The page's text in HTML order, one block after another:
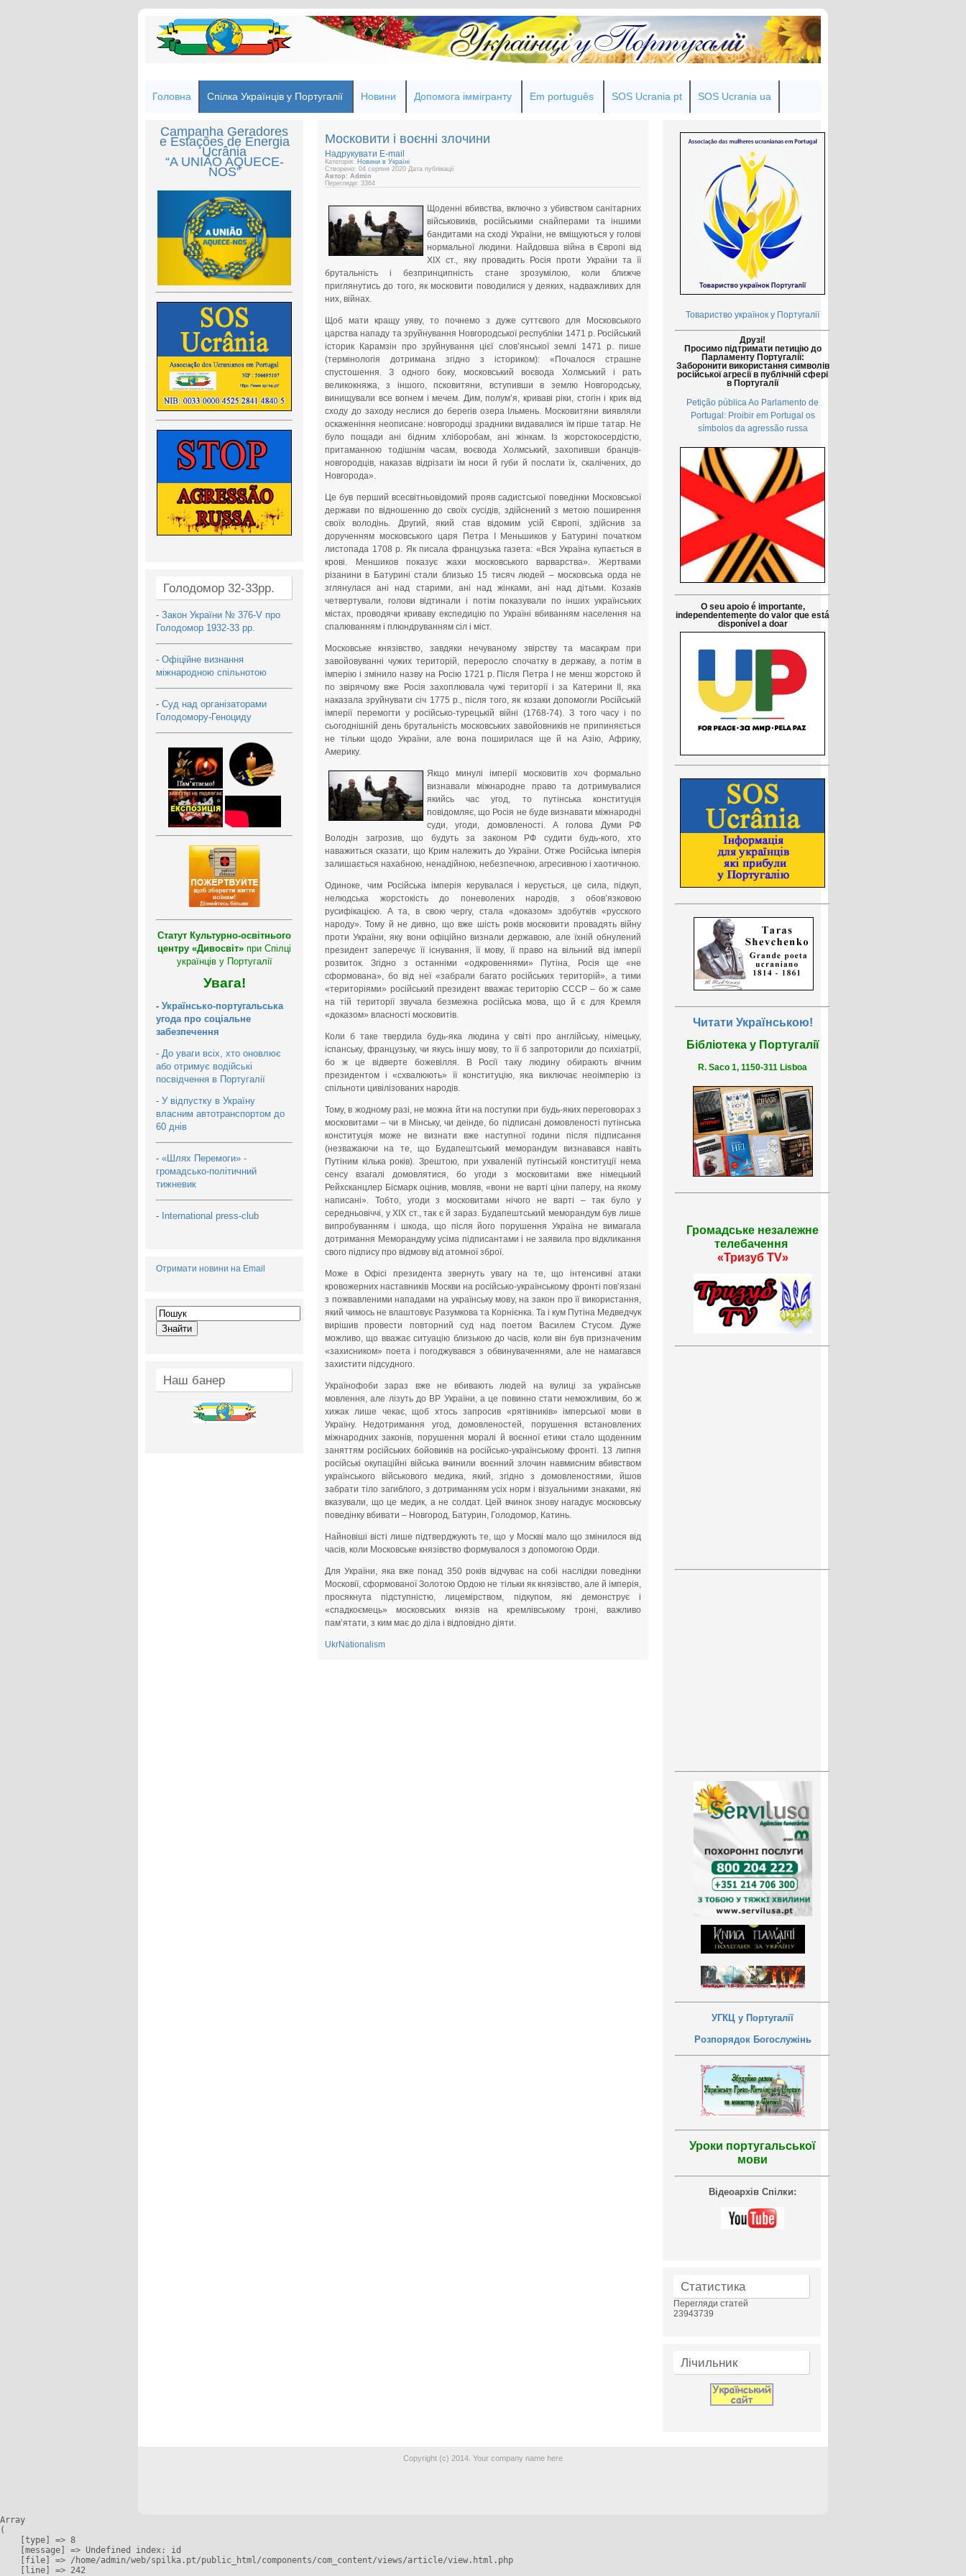
Головна Спілка Українців у Португалії Новини Допомога іммігранту Em português SOS Ucrania pt SOS Ucrania ua
Campanha Geradores
e Estações de Energia
Ucrânia
“A UNIÃO AQUECE-
NOS”
Голодомор 32-33рр.
- Закон України № 376-V про
Голодомор 1932-33 рр.
- Офіційне визнання
міжнародною спільнотою
- Суд над організаторами
Голодомору-Геноциду
Статут Культурно-освітнього
центру «Дивосвіт» при Спілці
українців у Португалії
Увага!
- Українсько-португальська
угода про соціальне
забезпечення
- До уваги всіх, хто оновлює
або отримує водійські
посвідчення в Португалії
- У відпустку в Україну
власним автотранспортом до
60 днів
- «Шлях Перемоги» -
громадсько-політичний
тижневик
- International press-club
Отримати новини на Email
Наш банер
Московити і воєнні злочини
Надрукувати E-mail
Категорія: Новини в Україні
Створено: 04 серпня 2020 Дата публікації
Автор: Admin
Перегляди: 3364
Щоденні вбивства, включно з убивством санітарних
військовиків, російськими снайперами та іншими
бандитами на сході України, не вміщуються у голові
нормальної людини. Найдовша війна в Європі від
ХІХ ст., яку провадить Росія проти України та її
брутальність і безпринципність стане зрозумілою, коли ближче
приглянутись до того, як московити поводилися у деяких, надважливих для
них, війнах.
Щоб мати кращу уяву, то почнемо з дуже суттєвого для Московського
царства нападу та зруйнування Новгородської республіки 1471 р. Російський
історик Карамзін про зруйнування цієї слов’янської землі 1471 р. пише
(термінологія дотримана згідно з істориком): «Почалося страшне
спустошення. З одного боку, московський воєвода Холмський і рать
великокняжа, з іншого, псковитяни, вступивши в землю Новгородську,
винищували все вогнем і мечем. Дим, полум’я, криваві ріки, стогін і крик від
сходу до заходу неслися до берегів озера Ільмень. Московитяни виявляли
оскаженіння неописане: новгородці зрадники видавалися їм гірше татар. Не
було пощади ані бідним хліборобам, ані жінкам. Із жорстокосердістю,
притаманною тодішнім часам, воєвода Холмський, захопивши бранців-
новгородців, наказав відрізати їм носи й губи й послати їх, скалічених, до
Новгорода».
Це був перший всесвітньовідомий прояв садистської поведінки Московської
держави по відношенню до своїх сусідів, здійснений з метою поширення
своїх володінь. Другий, який став відомим усій Європі, здійснив за
дорученням московського царя Петра І Меньшиков у Батурині початком
листопада 1708 р. Як писала французька газета: «Вся Україна купається в
крові. Меншиков показує жахи московського варварства». Жертвами
різанини в Батурині стали близько 15 тисяч людей – московська орда не
зглянулася ані над старими, ані над жінками, ані над дітьми. Козаків
четвертували, голови відтинали і потім показували по інших українських
містах, проводячи криваву експедицію по Україні вбиванням населення на
спалюванням і плюндруванням сіл і міст.
Московське князівство, завдяки нечуваному звірству та масакрам при
завойовуванні чужих територій, переросло спочатку в державу, а потім в
імперію і змінило назву на Росію 1721 р. Після Петра І не менш жорстоко й
по звірячому вже Росія захоплювала чужі території і за Катерини ІІ, яка
наказала зруйнувати січ 1775 р., після того, як козаки допомогли Російській
імперії перемогти у російсько-турецькій війні (1768-74). З того часу і по
сьогоднішній день брутальність московських завойовників не припиняється
не тільки щодо України, але вона поширилася ще й на Азію, Африку,
Америку.
Якщо минулі імперії московитів хоч формально
визнавали міжнародне право та дотримувалися
якийсь час угод, то путінська конституція
повідомляє, що Росія не буде визнавати міжнародні
суди, угоди, домовленості. А голова Думи РФ
Володін загрозив, що будуть за законом РФ судити будь-кого, хто
наважиться сказати, що Крим належить до України. Отже Російська імперія
залишається нахабною, ненадійною, небезпечною, агресивною і хаотичною.
Одиноке, чим Російська імперія керувалася і керується, це сила, підкуп,
нелюдська жорстокість до поневолених народів, з обов’язковою
русифікацією. А та, в свою чергу, стала «доказом» здобутків «русского
народу». Тому й не дивно, що вже шість років московити провадять війну
проти України, яку вони офіційно визнали державою, але їхній обнулений
президент заперечує її існування, її мову, її право на вільний від імперії
розвиток. Згідно з останніми «одкровеннями» Путіна, Росія ще «не
сформована», бо від неї «забрали багато російських територій», а тими
«територіями» російський президент вважає територію СССР – бо ж саме
на тій території звучала безмежна російська мова, що й є для Кремля
«доказом» власності московитів.
Коли б таке твердила будь-яка людина у світі про англійську, німецьку,
іспанську, французьку, чи якусь іншу мову, то її б запроторили до психіатрії,
бо ж це відверте божевілля. В Росії таку людину обирають вічним
президентом і «схвалюють» її конституцію, яка виключає неоімперію із
спільноти цивілізованих народів.
Тому, в жодному разі, не можна йти на поступки при будь-яких переговорах з
московитами – чи в Мінську, чи деінде, бо підписані домовленості путінська
конституція може не визнати вже наступної години після підписання
(незважаючи на те, що Будапештський меморандум визнавався навіть
Путіним кілька років). Зрештою, при ухваленій путінській конституції нема
сенсу взагалі домовлятися, бо угоди з московитами вже німецький
Рейхсканцлер Бісмарк оцінив, мовляв, «вони не варті ціни паперу, на якому
написані». Тобто, угоди з московитами нічого не варті – так було у
середньовіччі, у ХІХ ст., так є й зараз. Будапештський меморандум був лише
випробуванням і шкода, що після його порушення Україна не вимагала
дотримання Меморандуму усіма підписантами і не заявила про відкликання
свого підпису про відмову від атомної зброї.
Може в Офісі президента звернуть увагу на те, що інтенсивні атаки
кровожерних наставників Москви на російсько-українському фронті пов’язані
з пожвавленими нападами на українську мову, на закон про її використання,
який чимось не влаштовує Разумкова та Корнієнка. Та і кум Путіна Медведчук
вирішив провести повторний суд над поетом Василем Стусом. Дуже
можливо, що вважає ситуацію близькою до часів, коли він був призначеним
«захисником» поета і погоджувався з обвинуваченнями, але не намагався
захистити підсудного.
Українофоби зараз вже не вбивають людей на вулиці за українське
мовлення, але лізуть до ВР України, а це повинно стати неможливим, бо ж
хижак лише чекає, щоб хтось запросив «рятівників» імперської мови в
Україну. Недотримання угод, домовленостей, порушення встановлених
міжнародних законів, порушення моралі й воєнної етики стало щоденним
заняттям російських бойовиків на російсько-українському фронті. 13 липня
російські окупаційні війська вчинили воєнний злочин навмисним вбивством
українського військового медика, який, згідно з домовленостями, йшов
забрати тіло загиблого, з дотриманням усіх норм і візуальними знаками, які
вказували, що це медик, а не солдат. Цей вчинок знову нагадує московську
поведінку вбивати – Новгород, Батурин, Голодомор, Катинь.
Найновіші вісті лише підтверджують те, що у Москві мало що змінилося від
часів, коли Московське князівство формувалося з допомогою Орди.
Для України, яка вже понад 350 років відчуває на собі наслідки поведінки
Московії, сформованої Золотою Ордою не тільки як князівство, але й імперія,
просякнута підступністю, лицемірством, підкупом, які демонструє і
«спадкоємець» московських князів на кремлівському троні, важливо
пам’ятати, з ким має до діла і відповідно діяти.
UkrNationalism
Товариство українок у Португалії
Друзі!
Просимо підтримати петицію до
Парламенту Португалії:
Заборонити використання символів
російської агресії в публічній сфері
в Португалії
Petição pública Ao Parlamento de
Portugal: Proibir em Portugal os
símbolos da agressão russa
O seu apoio é importante,
independentemente do valor que está
disponível a doar
Читати Українською!
Бібліотека у Португалії
R. Saco 1, 1150-311 Lisboa
Громадське незалежне
телебачення
«Тризуб TV»
УГКЦ у Португалії
Розпорядок Богослужінь
Уроки португальської
мови
Відеоархів Спілки:
Статистика
Перегляди статей
23943739
Лічильник
Copyright (c) 2014. Your company name here
Array
(
    [type] => 8
    [message] => Undefined index: id
    [file] => /home/admin/web/spilka.pt/public_html/components/com_content/views/article/view.html.php
    [line] => 242